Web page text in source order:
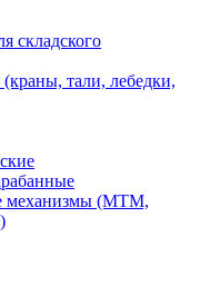
складского
тали, лебедки,
механизмы (МТМ,